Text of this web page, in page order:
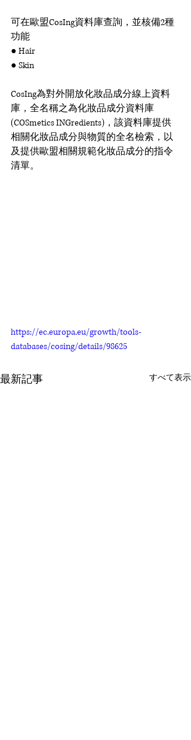
可在歐盟CosIng資料庫查詢，並核備2種
功能
● Hair
● Skin
CosIng為對外開放化妝品成分線上資料
庫，全名稱之為化妝品成分資料庫
(COSmetics INGredients)，該資料庫提供
相關化妝品成分與物質的全名檢索，以
及提供歐盟相關規範化妝品成分的指令
清單。
https://ec.europa.eu/growth/tools-
databases/cosing/details/98625
最新記事 すべて表示